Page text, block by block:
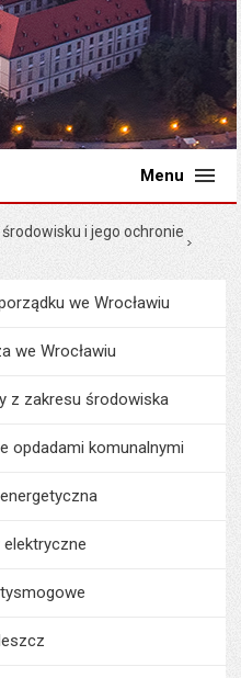
Menu
i jego ochronie
MenuŚrodowisko i ekologia
we Wrocławiu
we Wrocławiu
z zakresu środowiska
opdadami komunalnymi